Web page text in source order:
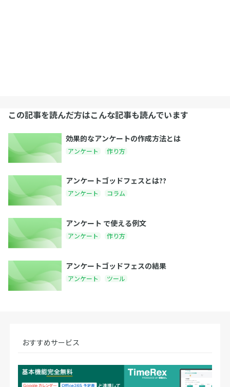
この記事を読んだ方はこんな記事も読んでいます
効果的なアンケートの作成方法とは
アンケート 作り方
アンケートゴッドフェスとは??
アンケート コラム
アンケート で使える例文
アンケート 作り方
アンケートゴッドフェスの結果
アンケート ツール
おすすめサービス